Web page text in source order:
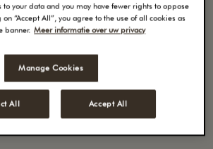
Espresso
to your data and you may have fewer rights to oppose
on “Accept All”, you agree to the use of all cookies as
banner. Meer informatie over uw privacy
Manage Cookies
All Accept All